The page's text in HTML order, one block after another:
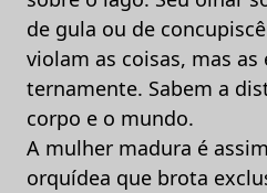
de gula ou de
violam as coisas, mas as
ternamente. Sabem a
corpo e o mundo.
A mulher madura é
orquídea que brota